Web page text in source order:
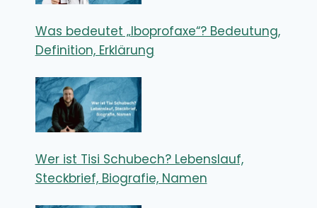
Was bedeutet „Iboprofaxe“? Bedeutung,
Definition, Erklärung
Wer ist Tisi Schubech? Lebenslauf,
Steckbrief, Biografie, Namen